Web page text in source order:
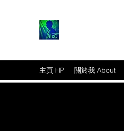
主頁 HP 關於我 About